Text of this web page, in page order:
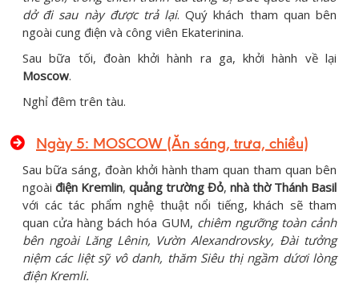
dở đi sau này được trả lại. Quý khách tham quan bên
ngoài cung điện và công viên Ekaterinina.
Sau bữa tối, đoàn khởi hành ra ga, khởi hành về lại
Moscow.
Nghỉ đêm trên tàu.
Ngày 5: MOSCOW (Ăn sáng, trưa, chiều)
Sau bữa sáng, đoàn khởi hành tham quan tham quan bên
ngoài điện Kremlin, quảng trường Đỏ, nhà thờ Thánh Basil
với các tác phẩm nghệ thuật nổi tiếng, khách sẽ tham
quan cửa hàng bách hóa GUM, chiêm ngưỡng toàn cảnh
bên ngoài Lăng Lênin, Vườn Alexandrovsky, Đài tưởng
niệm các liệt sỹ vô danh, thăm Siêu thị ngầm dứơi lòng
điện Kremli.